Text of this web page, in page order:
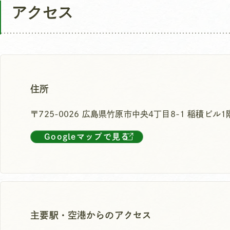
アクセス
住所
〒725-0026 広島県竹原市中央4丁目8-1 稲積ビル1
Googleマップで見る
主要駅・空港からのアクセス